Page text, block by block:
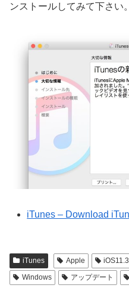
ンストールしてみて下さい。
iTunes – Download
iTunes Apple iOS11.3
Windows
アップデート